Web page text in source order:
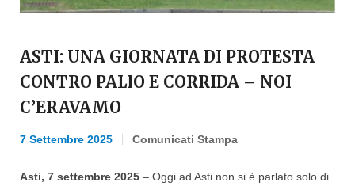
ASTI: UNA GIORNATA DI PROTESTA
CONTRO PALIO E CORRIDA – NOI
C’ERAVAMO
7 Settembre 2025 Comunicati Stampa
Asti, 7 settembre 2025 – Oggi ad Asti non si è parlato solo di